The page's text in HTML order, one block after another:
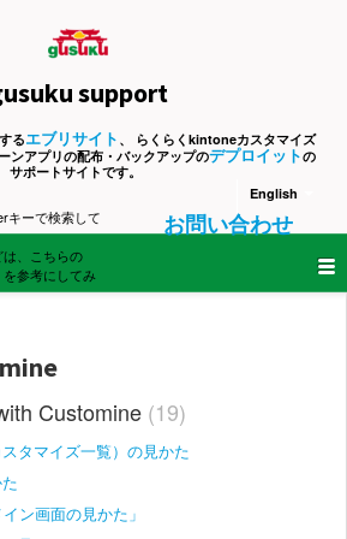
support
るエブリサイト 、 らくらくkintoneカスタマイズ
ンアプリの配布・バックアップのデプロイットの
サポートサイトです。
English
キーで検索して
、こちらの
を参考にしてみ
お問い合わせ
Customine 19
タマイズ一覧）の見かた
ン画面の見かた」